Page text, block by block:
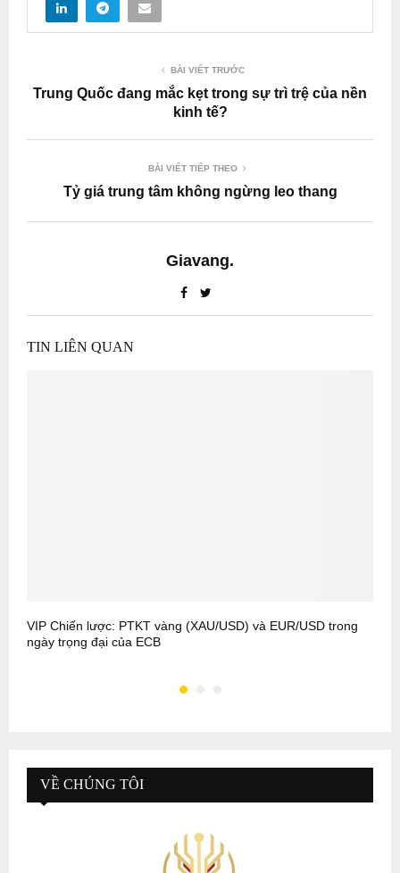
BÀI VIẾT TRƯỚC
Trung Quốc đang mắc kẹt trong sự trì trệ của nền
kinh tế?
BÀI VIẾT TIẾP THEO
Tỷ giá trung tâm không ngừng leo thang
Giavang.
TIN LIÊN QUAN
VIP Chiến lược: PTKT vàng (XAU/USD) và EUR/USD trong
ngày trọng đại của ECB
VỀ CHÚNG TÔI